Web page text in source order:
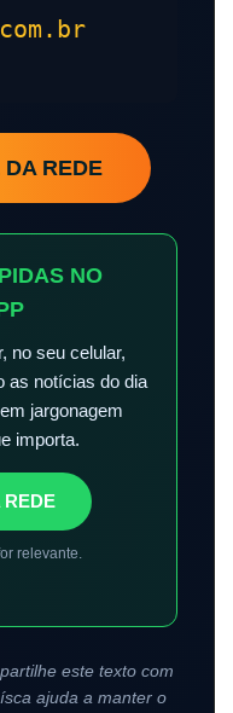
REDE
NO
no seu celular,
as notícias do dia
jargonagem
importa.
REDE
relevante.
este texto com
ajuda a manter o